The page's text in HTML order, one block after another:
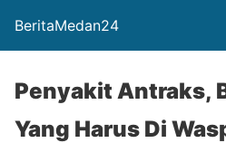
BeritaMedan24
Penyakit Antraks,
Yang Harus Di